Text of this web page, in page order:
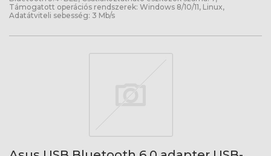
Támogatott operációs rendszerek: Windows 8/10/11, Linux,
Adatátviteli sebesség: 3 Mb/s